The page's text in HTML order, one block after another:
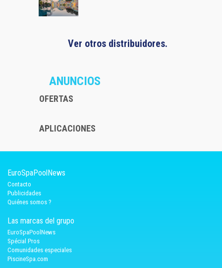
Ver otros distribuidores.
ANUNCIOS
OFERTAS
APLICACIONES
EuroSpaPoolNews
Contacto
Publicidades
Quiénes somos ?
Las marcas del grupo
EuroSpaPoolNews
Spécial Pros
Comunidades especiales
PiscineSpa.com